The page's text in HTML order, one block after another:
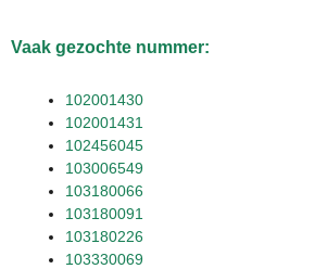
Vaak gezochte nummer:
102001430
102001431
102456045
103006549
103180066
103180091
103180226
103330069